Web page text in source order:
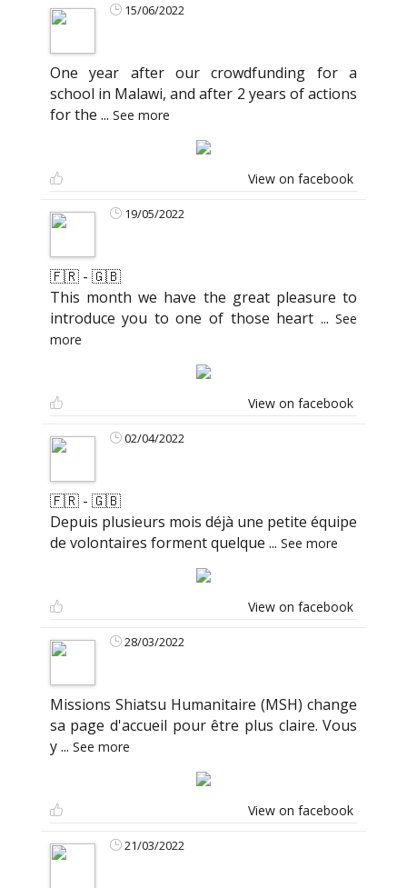
15/06/2022
One year after our crowdfunding for a
school in Malawi, and after 2 years of actions
for the ... See more
View on facebook
19/05/2022
🇫🇷 - 🇬🇧
This month we have the great pleasure to
introduce you to one of those heart ...See
more
View on facebook
02/04/2022
🇫🇷 - 🇬🇧
Depuis plusieurs mois déjà une petite équipe
de volontaires forment quelque ... See more
View on facebook
28/03/2022
Missions Shiatsu Humanitaire (MSH) change
sa page d'accueil pour être plus claire. Vous
y... See more
View on facebook
21/03/2022